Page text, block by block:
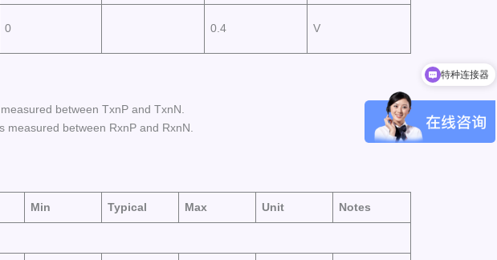
0 0.4 V
between TxnP and TxnN.
measured between RxnP and RxnN.
Min Typical Max Unit Notes
小型化光模块